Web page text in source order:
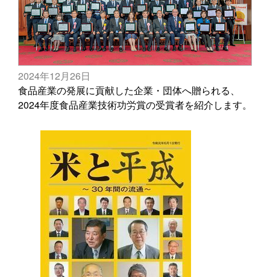
2024年12月26日
食品産業の発展に貢献した企業・団体へ贈られる、
2024年度食品産業技術功労賞の受賞者を紹介します。